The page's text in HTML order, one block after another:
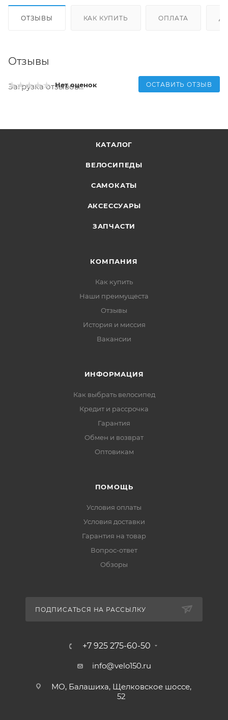
ОТЗЫВЫ КАК КУПИТЬ ОПЛАТА
Отзывы
Нет оценок ОСТАВИТЬ ОТЗЫВ
Загрузка отзывов...
КАТАЛОГ
ВЕЛОСИПЕДЫ
САМОКАТЫ
АКСЕССУАРЫ
ЗАПЧАСТИ
КОМПАНИЯ
Как купить
Наши преимущеста
Отзывы
История и миссия
Вакансии
ИНФОРМАЦИЯ
Как выбрать велосипед
Кредит и рассрочка
Гарантия
Обмен и возврат
Оптовикам
ПОМОЩЬ
Условия оплаты
Условия доставки
Гарантия на товар
Вопрос-ответ
Обзоры
ПОДПИСАТЬСЯ НА РАССЫЛКУ
+7 925 275-60-50
info@velo150.ru
МО, Балашиха, Щелковское шоссе,
52